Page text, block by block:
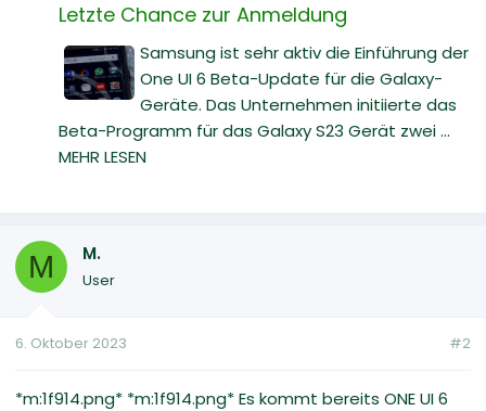
Letzte Chance zur Anmeldung
Samsung ist sehr aktiv die Einführung der
One UI 6 Beta-Update für die Galaxy-
Geräte. Das Unternehmen initiierte das
Beta-Programm für das Galaxy S23 Gerät zwei ...
MEHR LESEN
M M.
User
6. Oktober 2023 #2
*m:1f914.png* *m:1f914.png* Es kommt bereits ONE UI 6